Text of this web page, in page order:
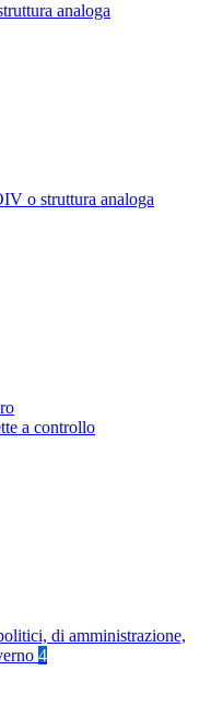
analoga
o struttura analoga
a controllo
di amministrazione,
4